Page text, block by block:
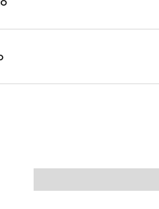
y el agua. Se distribuye